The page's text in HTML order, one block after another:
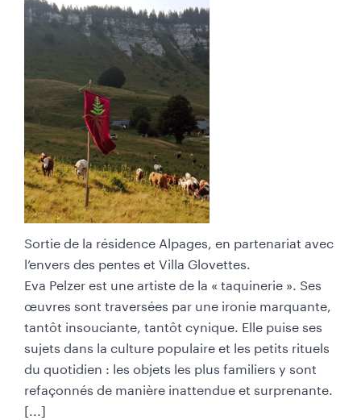
Sortie de la résidence Alpages, en partenariat avec
l’envers des pentes et Villa Glovettes.
Eva Pelzer est une artiste de la « taquinerie ». Ses
œuvres sont traversées par une ironie marquante,
tantôt insouciante, tantôt cynique. Elle puise ses
sujets dans la culture populaire et les petits rituels
du quotidien : les objets les plus familiers y sont
refaçonnés de manière inattendue et surprenante.
[...]